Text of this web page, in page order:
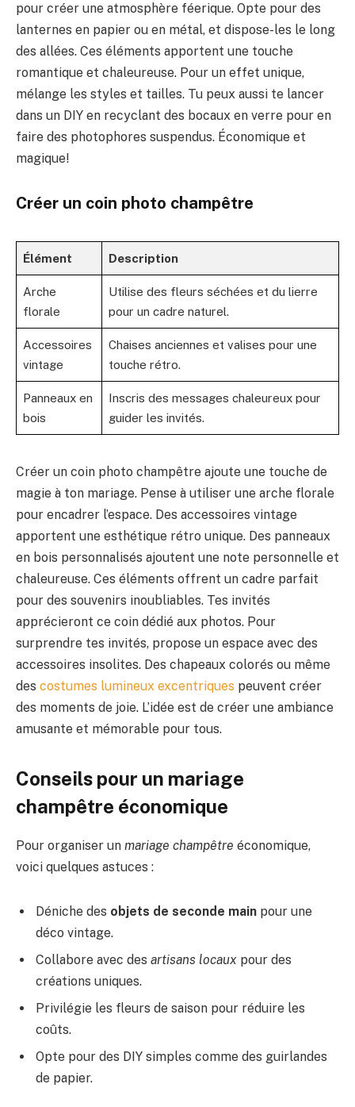
pour créer une atmosphère féerique. Opte pour des
lanternes en papier ou en métal, et dispose-les le long
des allées. Ces éléments apportent une touche
romantique et chaleureuse. Pour un effet unique,
mélange les styles et tailles. Tu peux aussi te lancer
dans un DIY en recyclant des bocaux en verre pour en
faire des photophores suspendus. Économique et
magique!
Créer un coin photo champêtre
Élément Description
Arche
florale
Utilise des fleurs séchées et du lierre
pour un cadre naturel.
Accessoires
vintage
Chaises anciennes et valises pour une
touche rétro.
Panneaux en
bois
Inscris des messages chaleureux pour
guider les invités.
Créer un coin photo champêtre ajoute une touche de
magie à ton mariage. Pense à utiliser une arche florale
pour encadrer l’espace. Des accessoires vintage
apportent une esthétique rétro unique. Des panneaux
en bois personnalisés ajoutent une note personnelle et
chaleureuse. Ces éléments offrent un cadre parfait
pour des souvenirs inoubliables. Tes invités
apprécieront ce coin dédié aux photos. Pour
surprendre tes invités, propose un espace avec des
accessoires insolites. Des chapeaux colorés ou même
des costumes lumineux excentriques peuvent créer
des moments de joie. L’idée est de créer une ambiance
amusante et mémorable pour tous.
Conseils pour un mariage
champêtre économique
Pour organiser un mariage champêtre économique,
voici quelques astuces :
Déniche des objets de seconde main pour une
déco vintage.
Collabore avec des artisans locaux pour des
créations uniques.
Privilégie les fleurs de saison pour réduire les
coûts.
Opte pour des DIY simples comme des guirlandes
de papier.